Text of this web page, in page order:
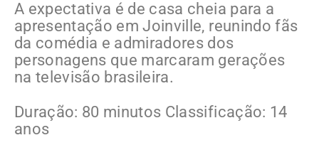
A expectativa é de casa cheia para a
apresentação em Joinville, reunindo fãs
da comédia e admiradores dos
personagens que marcaram gerações
na televisão brasileira.
Duração: 80 minutos Classificação: 14
anos